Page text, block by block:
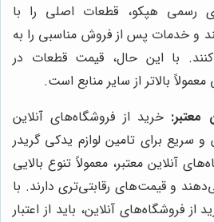
رسمی هپکو، قطعات اصلی را با
و خدمات پس از فروش مناسبی را به
با این حال، قیمت قطعات در
بالاتر از سایر منابع است.
معتبر: خرید از فروشگاه‌های آنلاین
و سریع برای تامین لوازم یدکی گریدر
آنلاین معتبر، معمولاً تنوع بالایی
و قیمت‌های رقابتی‌تری دارند. با
از فروشگاه‌های آنلاین، باید از اعتبار